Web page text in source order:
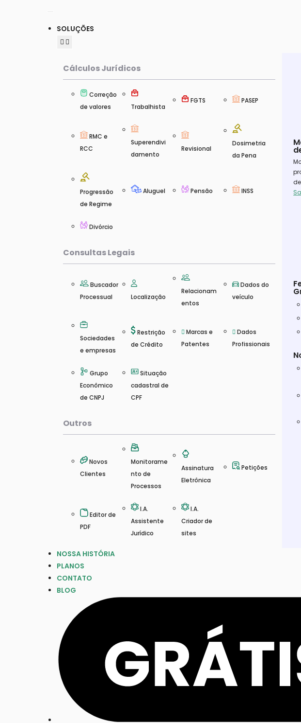
SOLUÇÕES
Cálculos Jurídicos
Correção
de valores
Trabalhista
FGTS PASEP
RMC e
RCC
Superendivi
damento
Revisional
Dosimetria
da Pena
Progressão
de Regime
Aluguel Pensão INSS
Divórcio
Consultas Legais
Buscador
Processual
Localização
Relacionam
entos
Dados do
veículo
Sociedades
e empresas
Restrição
de Crédito
Marcas e
Patentes
Dados
Profissionais
Grupo
Econômico
de CNPJ
Situação
cadastral de
CPF
Outros
Novos
Clientes
Monitorame
nto de
Processos
Assinatura
Eletrônica
Petições
Editor de
PDF
I.A.
Assistente
Jurídico
I.A.
Criador de
sites
NOSSA HISTÓRIA
PLANOS
CONTATO
BLOG